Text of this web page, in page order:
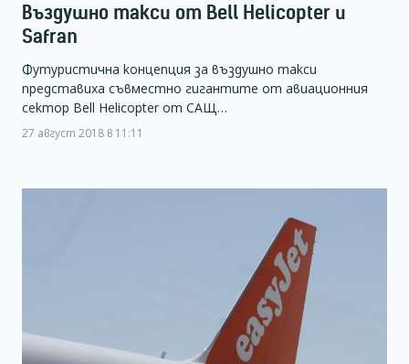
Въздушно такси от Bell Helicopter и
Safran
Футуристична концепция за въздушно такси
представиха съвместно гигантите от авиационния
сектор Bell Helicopter от САЩ…
27 август 2018 в 11:11